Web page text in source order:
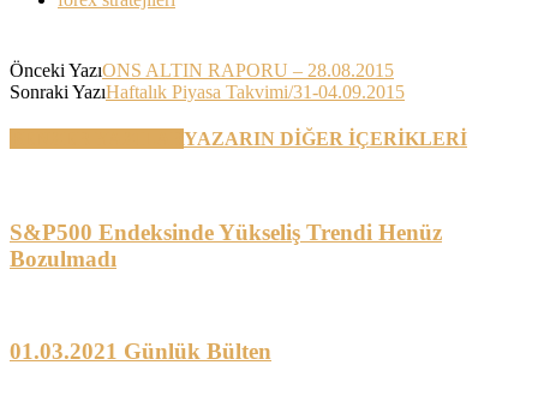
Önceki YazıONS ALTIN RAPORU – 28.08.2015
Sonraki YazıHaftalık Piyasa Takvimi/31-04.09.2015
YAZARIN DİĞER İÇERİKLERİ
S&P500 Endeksinde Yükseliş Trendi Henüz
Bozulmadı
01.03.2021 Günlük Bülten